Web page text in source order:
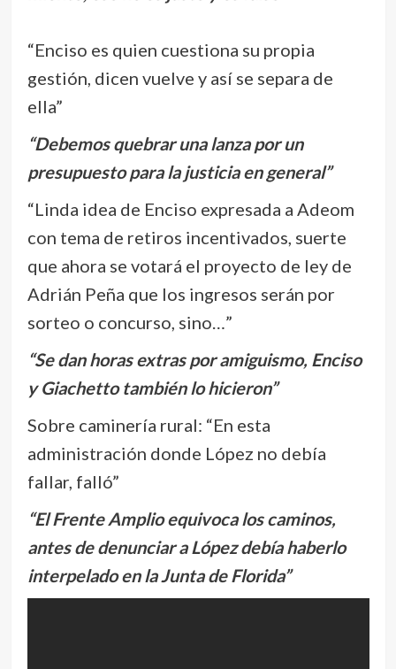
“Enciso es quien cuestiona su propia
gestión, dicen vuelve y así se separa de
ella”
“Debemos quebrar una lanza por un
presupuesto para la justicia en general”
“Linda idea de Enciso expresada a Adeom
con tema de retiros incentivados, suerte
que ahora se votará el proyecto de ley de
Adrián Peña que los ingresos serán por
sorteo o concurso, sino…”
“Se dan horas extras por amiguismo, Enciso
y Giachetto también lo hicieron”
Sobre caminería rural: “En esta
administración donde López no debía
fallar, falló”
“El Frente Amplio equivoca los caminos,
antes de denunciar a López debía haberlo
interpelado en la Junta de Florida”